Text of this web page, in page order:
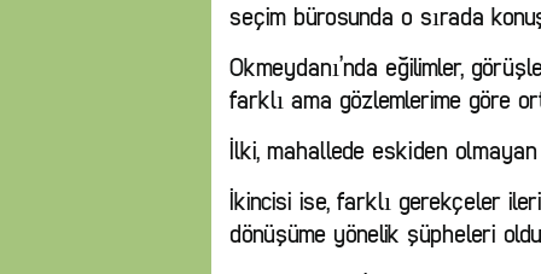
seçim bürosunda o sırada
Okmeydanı’nda eğilimler,
farklı ama gözlemlerime göre
İlki, mahallede eskiden
İkincisi ise, farklı gerekçeler
dönüşüme yönelik şüpheleri